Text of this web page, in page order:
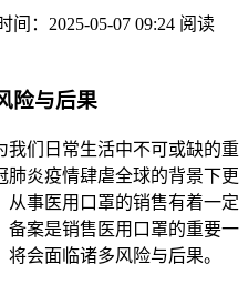
间：2025-05-07 09:24 阅读
险与后果
我们日常生活中不可或缺的重
炎疫情肆虐全球的背景下更
从事医用口罩的销售有着一定
备案是销售医用口罩的重要一
会面临诸多风险与后果。